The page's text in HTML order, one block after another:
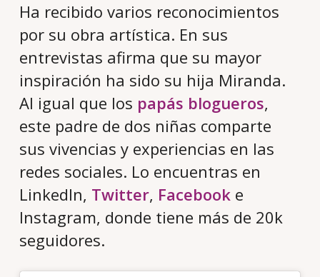
Ha recibido varios reconocimientos
por su obra artística. En sus
entrevistas afirma que su mayor
inspiración ha sido su hija Miranda.
Al igual que los papás blogueros,
este padre de dos niñas comparte
sus vivencias y experiencias en las
redes sociales. Lo encuentras en
LinkedIn, Twitter, Facebooke
Instagram, donde tiene más de 20k
seguidores.